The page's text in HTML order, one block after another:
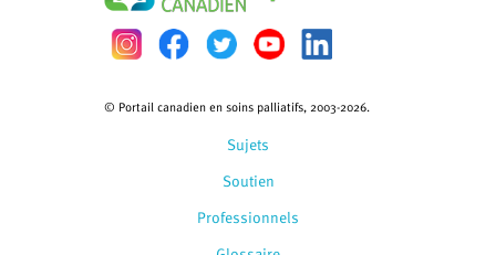
Sujets
Soutien
Professionnels
© Portail canadien en soins palliatifs, 2003-2026.